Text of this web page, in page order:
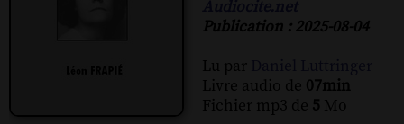
Publication : 2025-08-04
Lu par
Livre audio de 07min
Fichier mp3 de 5 Mo